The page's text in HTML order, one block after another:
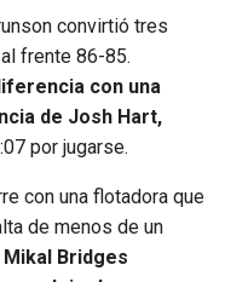
convirtió tres
frente 86-85.
con una
de Josh Hart,
por jugarse.
con una flotadora que
de menos de un
Mikal Bridges